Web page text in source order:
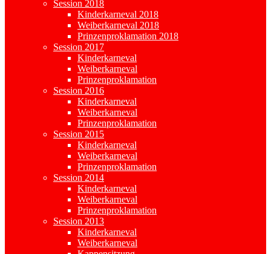
Session 2018
Kinderkarneval 2018
Weiberkarneval 2018
Prinzenproklamation 2018
Session 2017
Kinderkarneval
Weiberkarneval
Prinzenproklamation
Session 2016
Kinderkarneval
Weiberkarneval
Prinzenproklamation
Session 2015
Kinderkarneval
Weiberkarneval
Prinzenproklamation
Session 2014
Kinderkarneval
Weiberkarneval
Prinzenproklamation
Session 2013
Kinderkarneval
Weiberkarneval